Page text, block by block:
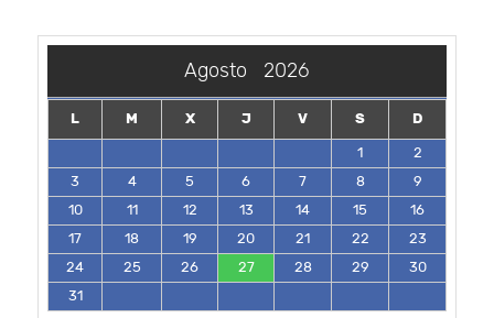
Agosto 2026
L M X J V S
D
1
2
3
4 5 6 7 8
9
10
11 12 13 14 15
16
17
18 19 20 21 22
23
24
25 26 27 28 29
30
31